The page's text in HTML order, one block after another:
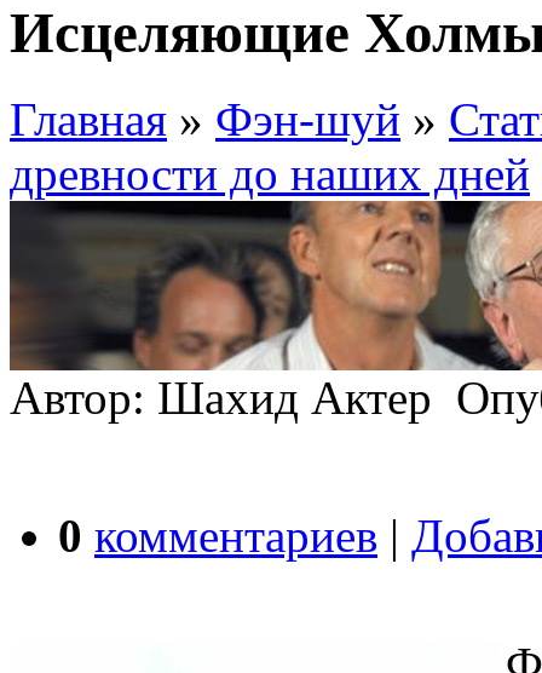
Исцеляющие
Главная » Фэн-шуй »
древности до наших дней
Автор: Шахид Актер
0 комментариев |